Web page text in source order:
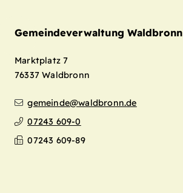
Gemeindeverwaltung Waldbronn
Marktplatz 7
76337 Waldbronn
gemeinde@waldbronn.de
07243 609-0
07243 609-89